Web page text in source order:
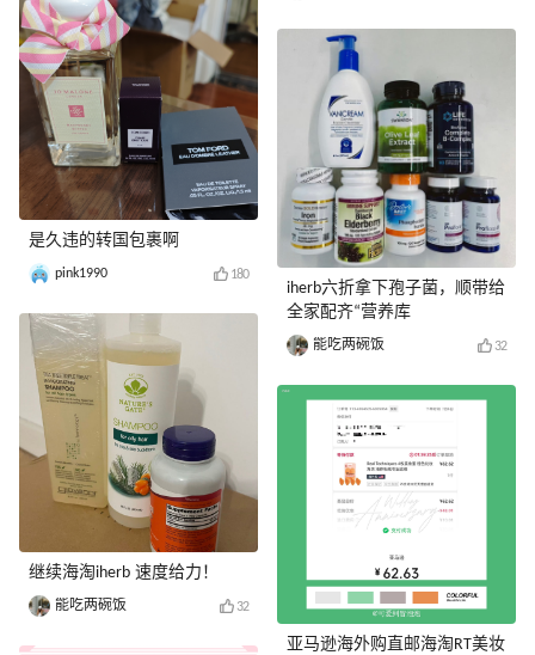
是久违的转国包裹啊
pink1990 180
继续海淘iherb 速度给力！
能吃两碗饭 32
iherb六折拿下孢子菌，顺带给
全家配齐“营养库
能吃两碗饭 32
亚马逊海外购直邮海淘RT美妆